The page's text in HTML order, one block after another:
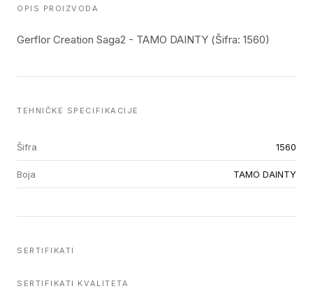
OPIS PROIZVODA
Gerflor Creation Saga2 - TAMO DAINTY (Šifra: 1560)
TEHNIČKE SPECIFIKACIJE
Šifra 1560
Boja TAMO DAINTY
SERTIFIKATI
SERTIFIKATI KVALITETA